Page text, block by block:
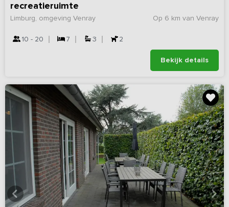
recreatieruimte
Op 6 km van Venray
Limburg, omgeving Venray
10 - 20 7 3 2
Bekijk details